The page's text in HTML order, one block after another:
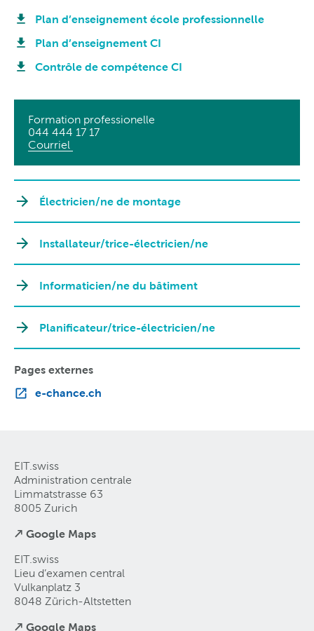
Plan d’enseignement école professionnelle
Plan d’enseignement CI
Contrôle de compétence CI
Formation professionelle
044 444 17 17
Courriel
Électricien/ne de montage
Installateur/trice-électricien/ne
Informaticien/ne du bâtiment
Planificateur/trice-électricien/ne
Pages externes
e-chance.ch
EIT.swiss
Administration centrale
Limmatstrasse 63
8005 Zurich
↗ Google Maps
EIT.swiss
Lieu d’examen central
Vulkanplatz 3
8048 Zürich-Altstetten
↗ Google Maps